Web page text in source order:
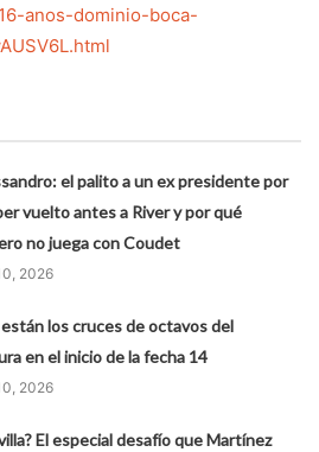
anos-dominio-boca-
el palito a un ex presidente por
vuelto antes a River y por qué
no juega con Coudet
2026
los cruces de octavos del
en el inicio de la fecha 14
2026
El especial desafío que Martínez